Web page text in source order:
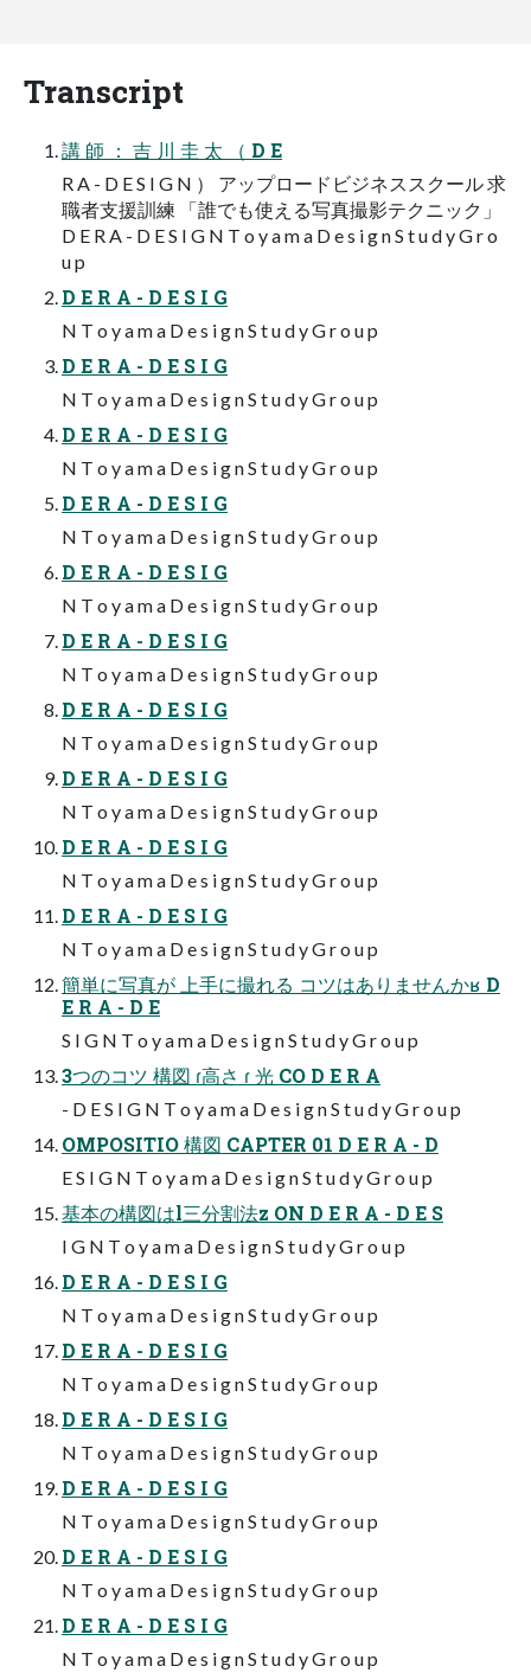
Transcript
講 師 ： 吉 川 圭 太 （ D E
R A - D E S I G N ） アップロードビジネススクール 求
職者支援訓練 「誰でも使える写真撮影テクニック」
D E R A - D E S I G N T o y a m a D e s i g n S t u d y G r o
u p
D E R A - D E S I G
N T o y a m a D e s i g n S t u d y G r o u p
D E R A - D E S I G
N T o y a m a D e s i g n S t u d y G r o u p
D E R A - D E S I G
N T o y a m a D e s i g n S t u d y G r o u p
D E R A - D E S I G
N T o y a m a D e s i g n S t u d y G r o u p
D E R A - D E S I G
N T o y a m a D e s i g n S t u d y G r o u p
D E R A - D E S I G
N T o y a m a D e s i g n S t u d y G r o u p
D E R A - D E S I G
N T o y a m a D e s i g n S t u d y G r o u p
D E R A - D E S I G
N T o y a m a D e s i g n S t u d y G r o u p
D E R A - D E S I G
N T o y a m a D e s i g n S t u d y G r o u p
D E R A - D E S I G
N T o y a m a D e s i g n S t u d y G r o u p
簡単に写真が 上手に撮れる コツはありませんかʁ D
E R A - D E
S I G N T o y a m a D e s i g n S t u d y G r o u p
3つのコツ 構図 ɾ高さ ɾ 光 CO D E R A
- D E S I G N T o y a m a D e s i g n S t u d y G r o u p
OMPOSITIO 構図 CAPTER 01 D E R A - D
E S I G N T o y a m a D e s i g n S t u d y G r o u p
基本の構図はl三分割法z ON D E R A - D E S
I G N T o y a m a D e s i g n S t u d y G r o u p
D E R A - D E S I G
N T o y a m a D e s i g n S t u d y G r o u p
D E R A - D E S I G
N T o y a m a D e s i g n S t u d y G r o u p
D E R A - D E S I G
N T o y a m a D e s i g n S t u d y G r o u p
D E R A - D E S I G
N T o y a m a D e s i g n S t u d y G r o u p
D E R A - D E S I G
N T o y a m a D e s i g n S t u d y G r o u p
D E R A - D E S I G
N T o y a m a D e s i g n S t u d y G r o u p